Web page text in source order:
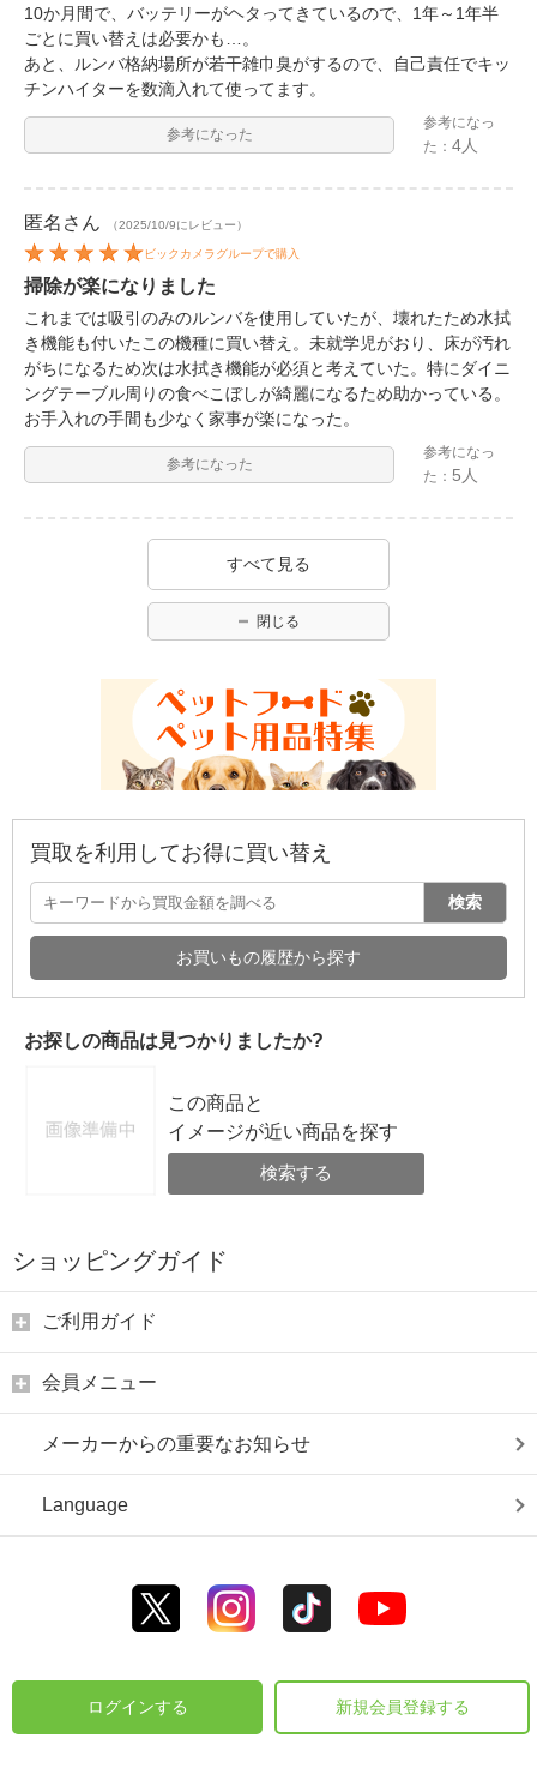
10か月間で、バッテリーがヘタってきているので、1年～1年半
ごとに買い替えは必要かも…。
あと、ルンバ格納場所が若干雑巾臭がするので、自己責任でキッ
チンハイターを数滴入れて使ってます。
参考になった
参考になっ
た：4人
匿名 さん （2025/10/9にレビュー）
ビックカメラグループで購入
掃除が楽になりました
これまでは吸引のみのルンバを使用していたが、壊れたため水拭
き機能も付いたこの機種に買い替え。未就学児がおり、床が汚れ
がちになるため次は水拭き機能が必須と考えていた。特にダイニ
ングテーブル周りの食べこぼしが綺麗になるため助かっている。
お手入れの手間も少なく家事が楽になった。
参考になった
参考になっ
た： 5人
すべて見る
閉じる
買取を利用してお得に買い替え
検索
お買いもの履歴から探す
お探しの商品は見つかりましたか?
この商品と
イメージが近い商品を探す
検索する
ショッピングガイド
ご利用ガイド
会員メニュー
メーカーからの重要なお知らせ
Language
ログインする 新規会員登録する